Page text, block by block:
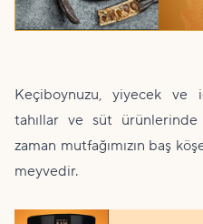
Keçiboynuzu, yiyecek ve
tahıllar ve süt ürünlerinde
zaman mutfağımızın baş
meyvedir.